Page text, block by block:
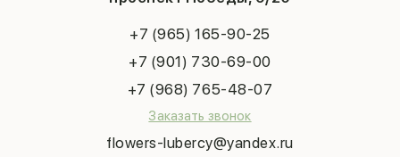
+7 (965) 165-90-25
+7 (901) 730-69-00
+7 (968) 765-48-07
Заказать звонок
flowers-lubercy@yandex.ru
Публичная оферта
Последний звонок